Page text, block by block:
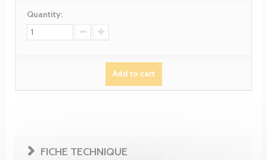
Quantity:
Add to cart
FICHE TECHNIQUE